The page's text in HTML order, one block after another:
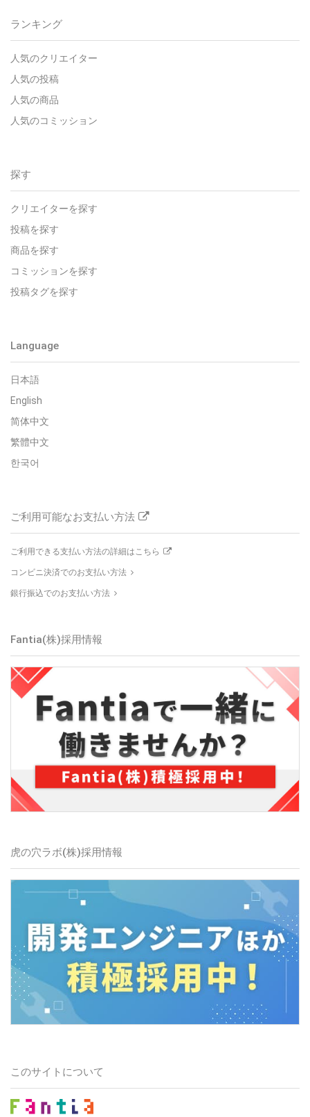
ランキング
人気のクリエイター
人気の投稿
人気の商品
人気のコミッション
探す
クリエイターを探す
投稿を探す
商品を探す
コミッションを探す
投稿タグを探す
Language
日本語
English
简体中文
繁體中文
한국어
ご利用可能なお支払い方法
ご利用できる支払い方法の詳細はこちら
コンビニ決済でのお支払い方法
銀行振込でのお支払い方法
Fantia(株)採用情報
虎の穴ラボ(株)採用情報
このサイトについて